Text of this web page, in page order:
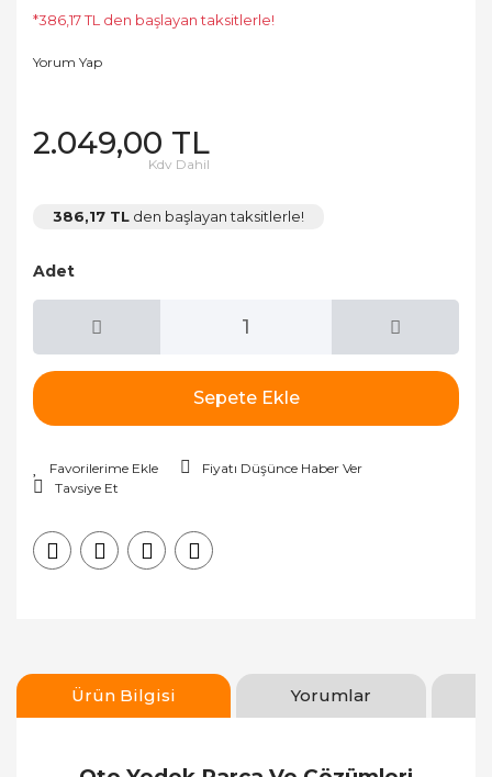
*386,17 TL den başlayan taksitlerle!
Yorum Yap
2.049,00 TL
Kdv Dahil
386,17 TL den başlayan taksitlerle!
Adet
Sepete Ekle
Fiyatı Düşünce Haber Ver
Tavsiye Et
Ürün Bilgisi Yorumlar